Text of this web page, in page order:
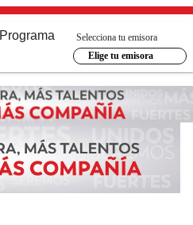
Programa
Selecciona tu emisora
Elige tu emisora